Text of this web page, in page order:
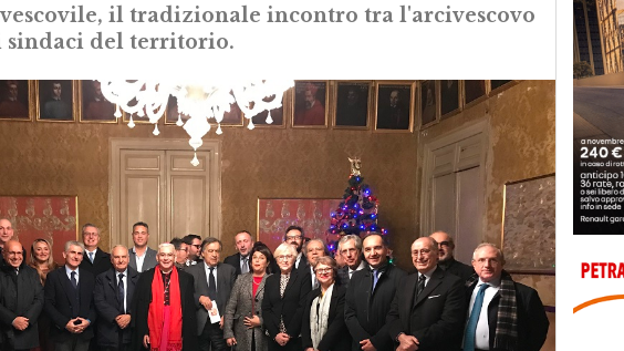
il tradizionale incontro tra l'arcivescovo
sindaci del territorio.